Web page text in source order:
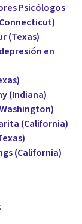
Psicólogos
(Texas)
en
(Indiana)
(California)
(California)